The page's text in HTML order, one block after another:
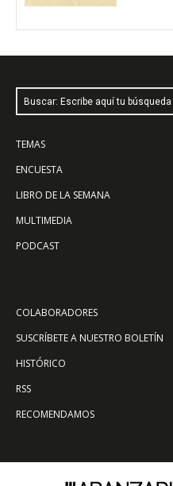
Buscar: Escribe aquí tu búsqueda
TEMAS
ENCUESTA
LIBRO DE LA SEMANA
MULTIMEDIA
PODCAST
COLABORADORES
SUSCRÍBETE A NUESTRO BOLETÍN
HISTÓRICO
RSS
RECOMENDAMOS